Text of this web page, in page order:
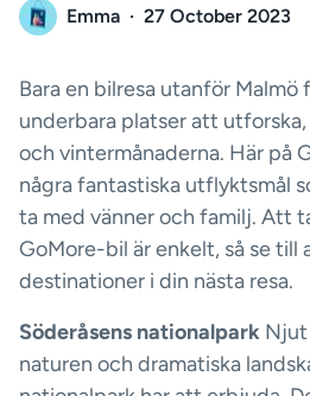
Emma · 27 October 2023
Bara en bilresa utanför Malmö
underbara platser att
och vintermånaderna. Här på
några fantastiska utflyktsmål
ta med vänner och familj. Att
GoMore-bil är enkelt, så se till
destinationer i din nästa resa.
Söderåsens nationalpark Njut
naturen och dramatiska